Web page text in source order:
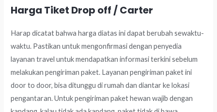
Harga Tiket Drop off / Carter
Harap dicatat bahwa harga diatas ini dapat berubah sewaktu-
waktu. Pastikan untuk mengonfirmasi dengan penyedia
layanan travel untuk mendapatkan informasi terkini sebelum
melakukan pengiriman paket. Layanan pengiriman paket ini
door to door, bisa ditunggu di rumah dan diantar ke lokasi
pengantaran. Untuk pengiriman paket hewan wajib dengan